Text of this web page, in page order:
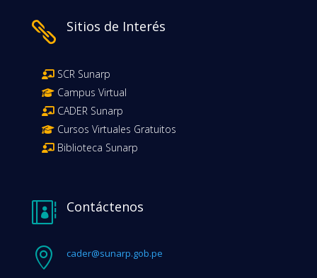
 Sitios de Interés
SCR Sunarp
Campus Virtual
CADER Sunarp
Cursos Virtuales Gratuitos
Biblioteca Sunarp
 Contáctenos
 cader@sunarp.gob.pe